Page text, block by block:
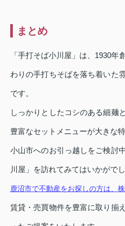
まとめ
「手打そば小川屋」は、1930
わりの手打ちそばを落ち着いた
です。
しっかりとしたコシのある細麺
豊富なセットメニューが大きな
小山市へのお引っ越しをご検討
川屋」を訪れてみてはいかがでし
鹿沼市で不動産をお探しの方は、
賃貸・売買物件を豊富に取り揃